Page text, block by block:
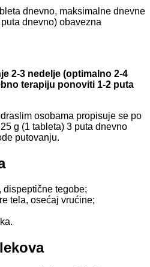
dnevno, maksimalne dnevne
dnevno) obavezna
2-3 nedelje (optimalno 2-4
terapiju ponoviti 1-2 puta
osobama propisuje se po
g (1 tableta) 3 puta dnevno
putovanju.
dispeptične tegobe;
tela, osećaj vrućine;